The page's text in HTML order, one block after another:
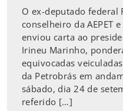
O ex-deputado federal
conselheiro da AEPET
enviou carta ao
Irineu Marinho,
equivocadas
da Petrobrás em
sábado, dia 24 de
referido […]